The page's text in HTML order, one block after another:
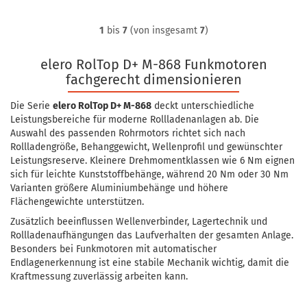
1 bis 7(von insgesamt 7)
elero RolTop D+ M-868 Funkmotoren
fachgerecht dimensionieren
Die Serie elero RolTop D+ M-868 deckt unterschiedliche
Leistungsbereiche für moderne Rollladenanlagen ab. Die
Auswahl des passenden Rohrmotors richtet sich nach
Rollladengröße, Behanggewicht, Wellenprofil und gewünschter
Leistungsreserve. Kleinere Drehmomentklassen wie 6 Nm eignen
sich für leichte Kunststoffbehänge, während 20 Nm oder 30 Nm
Varianten größere Aluminiumbehänge und höhere
Flächengewichte unterstützen.
Zusätzlich beeinflussen Wellenverbinder, Lagertechnik und
Rollladenaufhängungen das Laufverhalten der gesamten Anlage.
Besonders bei Funkmotoren mit automatischer
Endlagenerkennung ist eine stabile Mechanik wichtig, damit die
Kraftmessung zuverlässig arbeiten kann.